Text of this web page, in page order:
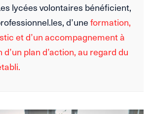
lycées volontaires bénéficient,
d’uneformation,
et d’un accompagnement à
d’un plan d’action, au regard du